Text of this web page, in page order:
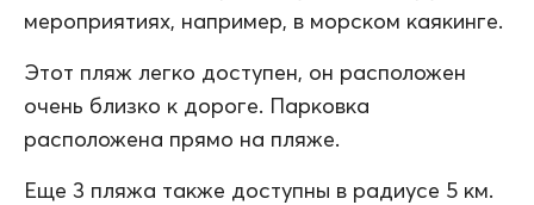
мероприятиях, например, в морском каякинге.
Этот пляж легко доступен, он расположен
очень близко к дороге. Парковка
расположена прямо на пляже.
Еще 3 пляжа также доступны в радиусе 5 км.